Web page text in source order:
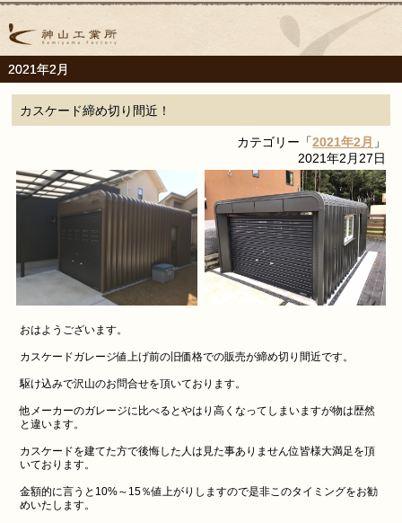
2021年2月
カスケード締め切り間近！
カテゴリー「2021年2月 」
2021年2月27日
おはようございます。
カスケードガレージ値上げ前の旧価格での販売が締め切り間近です。
駆け込みで沢山のお問合せを頂いております。
他メーカーのガレージに比べるとやはり高くなってしまいますが物は歴然
と違います。
カスケードを建てた方で後悔した人は見た事ありません位皆様大満足を頂
いております。
金額的に言うと10%～15％値上がりしますので是非このタイミングをお勧
めいたします。